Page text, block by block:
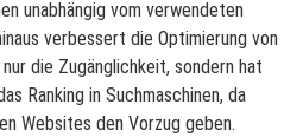
unabhängig vom verwendeten
verbessert die Optimierung von
die Zugänglichkeit, sondern hat
Ranking in Suchmaschinen, da
Websites den Vorzug geben.